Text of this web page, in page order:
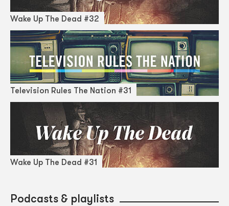
Wake Up The Dead #32
Television Rules The Nation #31
Wake Up The Dead #31
Podcasts & playlists